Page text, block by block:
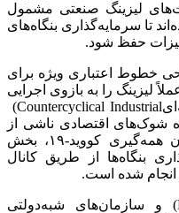
لیزینگ صنعتی مشمول
تا سرمایه‌گذاری بنگاه‌های
حفظ شود.
خطوط اعتباری ویژه برای
لیزینگ را به بازوی اجرایی
(Countercyclical Industrial
شوک‌های اقتصادی ناشی از
بحران مالی جهانی و همچنین دوران همه‌گیری کووید-۱۹، بخش
بنگاه‌ها از طریق کانال
انجام شده است.
و سازمان‌های شبه‌دولتی